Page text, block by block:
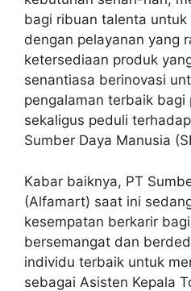
bagi ribuan talenta
dengan pelayanan yang
ketersediaan produk
senantiasa berinovasi
pengalaman terbaik bagi
sekaligus peduli
Sumber Daya Manusia
Kabar baiknya, PT
(Alfamart) saat ini
kesempatan berkarir
bersemangat dan
individu terbaik untuk
sebagai Asisten Kepala